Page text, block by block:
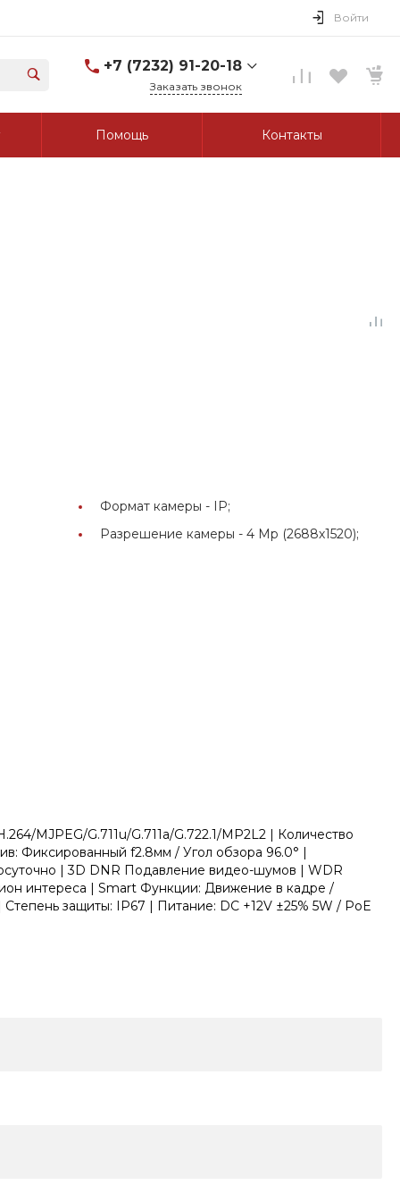
Войти
+7 (7232) 91-20-18
г. Усть-Каменогорск, ул.
Заказать звонок
Помощь Контакты
Формат камеры - IP;
Разрешение камеры -4 Мр (2688х1520);
MJPEG/G.711u/G.711a/G.722.1/MP2L2 | Количество
Фиксированный f2.8мм / Угол обзора 96.0° |
| 3D DNR Подавление видео-шумов | WDR
интереса | Smart Функции: Движение в кадре /
защиты: IP67 | Питание: DC +12V ±25% 5W / PoE